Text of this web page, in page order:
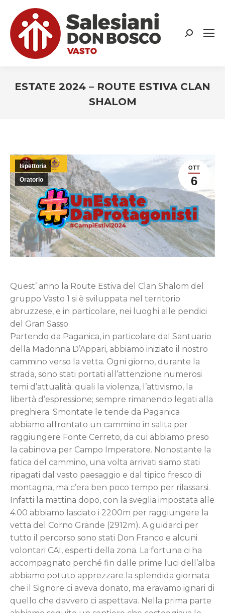
Search:
ESTATE 2024 – ROUTE ESTIVA CLAN
SHALOM
OTT
6
Ispettoria
Oratorio
Quest’ anno la Route Estiva del Clan Shalom del
gruppo Vasto 1 si è sviluppata nel territorio
abruzzese, e in particolare, nei luoghi alle pendici
del Gran Sasso.
Partendo da Paganica, in particolare dal Santuario
della Madonna D’Appari, abbiamo iniziato il nostro
cammino verso la vetta. Ogni giorno, durante la
strada, sono stati portati all’attenzione numerosi
temi d’attualità: quali la violenza, l’attivismo, la
libertà d’espressione; sempre rimanendo legati alla
preghiera. Smontate le tende da Paganica
abbiamo affrontato un cammino in salita per
raggiungere Fonte Cerreto, da cui abbiamo preso
la cabinovia per Campo Imperatore. Nonostante la
fatica del cammino, una volta arrivati siamo stati
ripagati dal vasto paesaggio e dal tipico fresco di
montagna, ma c’era ben poco tempo per rilassarsi.
Infatti la mattina dopo, con la sveglia impostata alle
4.00 abbiamo lasciato i 2200m per raggiungere la
vetta del Corno Grande (2912m). A guidarci per
tutto il percorso sono stati Don Franco e alcuni
volontari CAI, esperti della zona. La fortuna ci ha
accompagnato perché fin dalle prime luci dell’alba
abbiamo potuto apprezzare la splendida giornata
che il Signore ci aveva donato, ma eravamo ignari di
quello che davvero ci aspettava. Nella prima parte